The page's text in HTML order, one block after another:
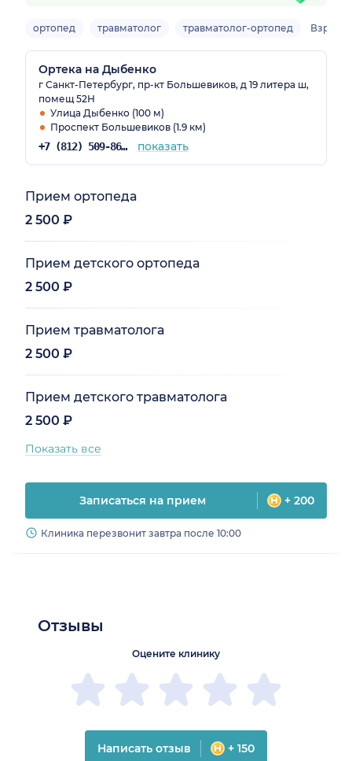
ортопед травматолог травматолог-ортопед
Ортека на Дыбенко
г Санкт-Петербург, пр-кт Большевиков, д 19 литера ш,
помещ 52Н
Улица Дыбенко (100 м)
Проспект Большевиков (1.9 км)
+7 (812) 509-86-35 показать
Прием ортопеда
2 500 ₽
Прием детского ортопеда
2 500 ₽
Прием травматолога
2 500 ₽
Прием детского травматолога
2 500 ₽
Показать все
Записаться на прием + 200
Клиника перезвонит завтра после 10:00
Отзывы
Оцените клинику
Написать отзыв + 150